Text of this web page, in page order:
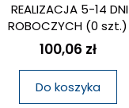
REALIZACJA 5-14 DNI
ROBOCZYCH (0 szt.)
100,06 zł
Do koszyka